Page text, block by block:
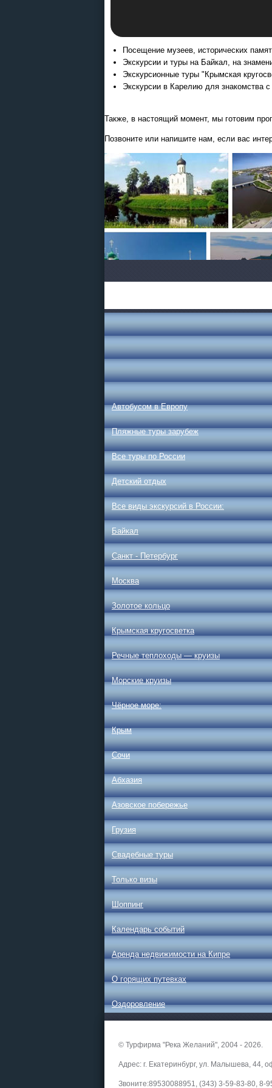
Посещение музеев, исторических
Экскурсии и туры на Байкал, на
Экскурсионные туры "Крымская
Экскурсии в Карелию для знакомства
Также, в настоящий момент, мы готовим
Позвоните или напишите нам, если вас
Автобусом в Европу
Пляжные туры зарубеж
Все туры по России
Детский отдых
Все виды экскурсий в России:
Байкал
Санкт - Петербург
Москва
Золотое кольцо
Крымская кругосветка
Речные теплоходы — круизы
Морские круизы
Чёрное море:
Крым
Сочи
Абхазия
Азовское побережье
Грузия
Свадебные туры
Только визы
Шоппинг
Календарь событий
Аренда недвижимости на Кипре
О горящих путевках
Оздоровление
© Турфирма "Река Желаний", 2004 - 2026.
Адрес: г. Екатеринбург, ул. Малышева, 44,
Звоните:89530088951, (343) 3-59-83-80, 8-